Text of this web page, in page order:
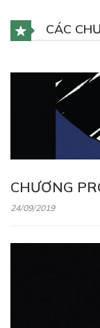
CÁC
CHƯƠNG
24/09/2019